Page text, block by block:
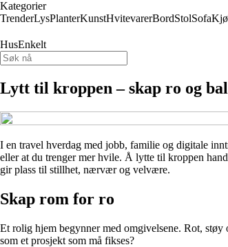
Kategorier
TrenderLysPlanterKunstHvitevarerBordStolSofa
HusEnkelt
Lytt til kroppen – skap ro og
I en travel hverdag med jobb, familie og digitale
eller at du trenger mer hvile. Å lytte til kroppen
gir plass til stillhet, nærvær og velvære.
Skap rom for ro
Et rolig hjem begynner med omgivelsene. Rot,
som et prosjekt som må fikses?